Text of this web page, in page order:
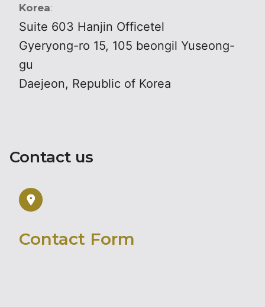
Korea:
Suite 603 Hanjin Officetel
Gyeryong-ro 15, 105 beongil Yuseong-
gu
Daejeon, Republic of Korea
Contact us
Contact Form